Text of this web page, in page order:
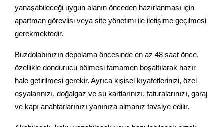
yanaşabileceği uygun alanın önceden hazırlanması için
apartman görevlisi veya site yönetimi ile iletişime geçilmesi
gerekmektedir.
Buzdolabınızın depolama öncesinde en az 48 saat önce,
özellikle dondurucu bölmesi tamamen boşaltılarak hazır
hale getirilmesi gerekir. Ayrıca kişisel kıyafetlerinizi, özel
eşyalarınızı, doğalgaz ve su kartlarınızı, faturalarınızı, garaj
ve kapı anahtarlarınızı yanınıza almanız tavsiye edilir.